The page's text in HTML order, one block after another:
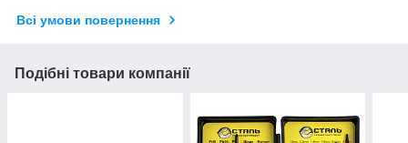
Всі умови повернення
Подібні товари компанії